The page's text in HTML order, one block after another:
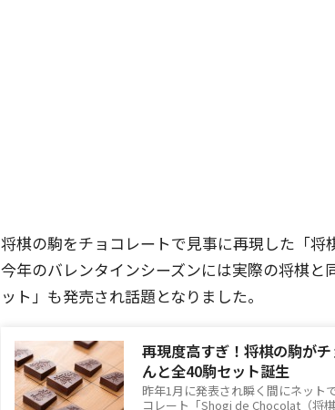
将棋の駒をチョコレートで見事に再現した「将
今年のバレンタインシーズンには実際の将棋
ット」も発売され話題となりました。
再現度高すぎ！将棋の駒が
んと全40駒セット誕生
昨年1月に発表され瞬く間にネット
コレート「Shogi de Chocolat（将